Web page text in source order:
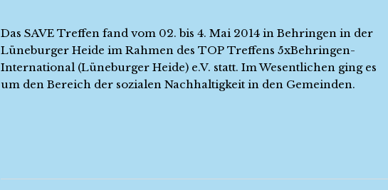
Das SAVE Treffen fand vom 02. bis 4. Mai 2014 in Behringen in der
Lüneburger Heide im Rahmen des TOP Treffens 5xBehringen-
International (Lüneburger Heide) e.V. statt. Im Wesentlichen ging es
um den Bereich der sozialen Nachhaltigkeit in den Gemeinden.